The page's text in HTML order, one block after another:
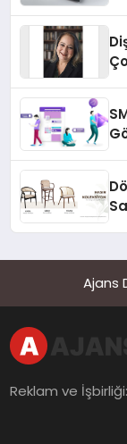
Ajans
Reklam ve